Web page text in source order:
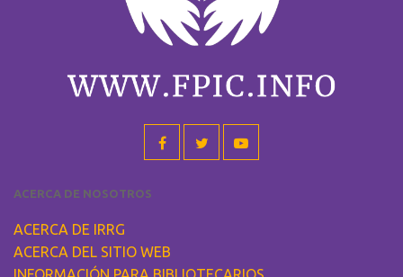
ACERCA DE NOSOTROS
ACERCA DE IRRG
ACERCA DEL SITIO WEB